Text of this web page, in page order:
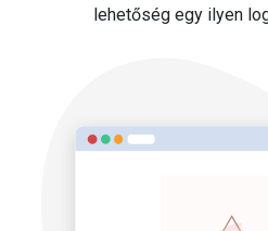
lehetőség egy ilyen